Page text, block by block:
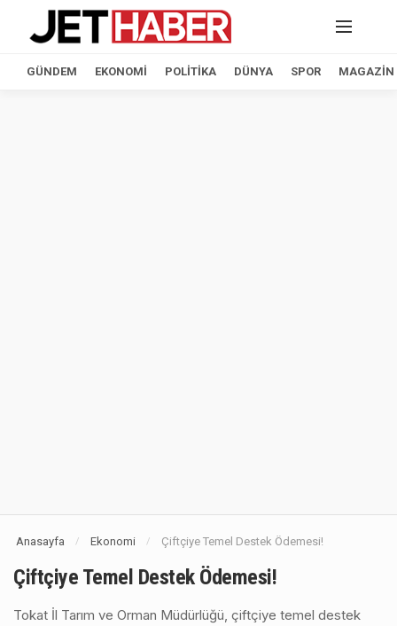
GÜNDEM EKONOMI POLITIKA DÜNYA SPOR MAGAZIN
Anasayfa / Ekonomi / Çiftçiye Temel Destek Ödemesi!
Çiftçiye Temel Destek Ödemesi!
Tokat İl Tarım ve Orman Müdürlüğü, çiftçiye temel destek